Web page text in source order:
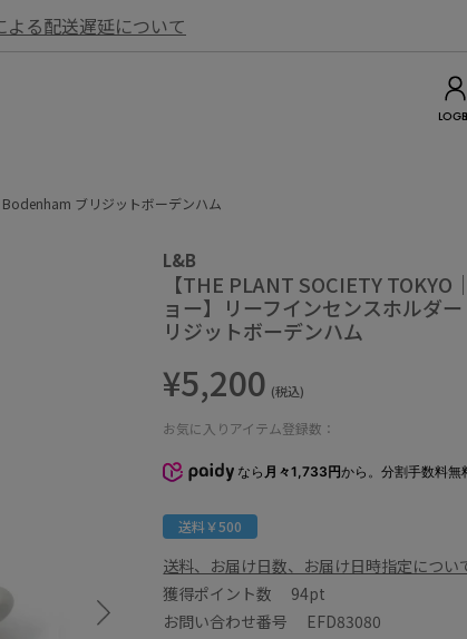
よる配送遅延について
Bodenham ブリジットボーデンハム
L&B
【THE PLANT SOCIETY
ョー】リーフインセンスホルダ
リジットボーデンハム
¥5,200 (税込)
お気に入りアイテム登録数：
なら 月々1,733円から。分割手数料
送料￥500
送料、お届け日数、お届け日時指定につい
獲得ポイント数 94pt
お問い合わせ番号 EFD83080